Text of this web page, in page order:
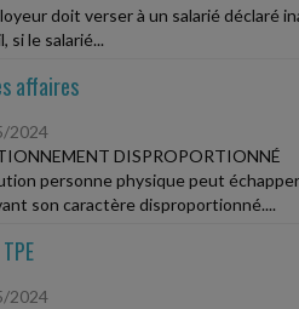
doit verser à un salarié déclaré
si le salarié...
affaires
2024
DISPROPORTIONNÉ
personne physique peut
son caractère disproportionné....
2024